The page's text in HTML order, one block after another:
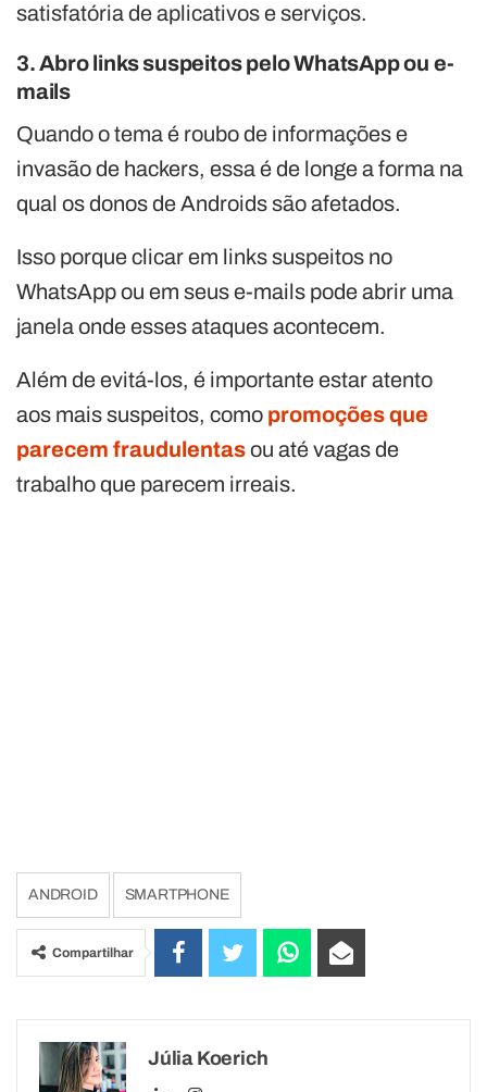
satisfatória de aplicativos e serviços.
3. Abro links suspeitos pelo WhatsApp ou e-
mails
Quando o tema é roubo de informações e
invasão de hackers, essa é de longe a forma na
qual os donos de Androids são afetados.
Isso porque clicar em links suspeitos no
WhatsApp ou em seus e-mails pode abrir uma
janela onde esses ataques acontecem.
Além de evitá-los, é importante estar atento
aos mais suspeitos, como promoções que
parecem fraudulentasou até vagas de
trabalho que parecem irreais.
ANDROID SMARTPHONE
Compartilhar
Júlia Koerich